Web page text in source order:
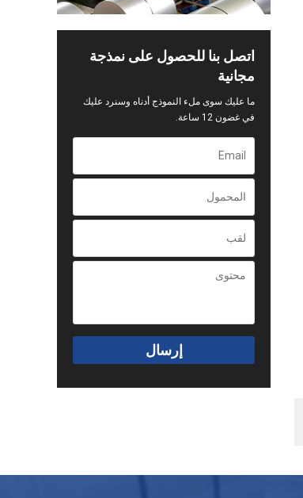
اتصل بنا للحصول على نمذجة
مجانية
ما عليك سوى ملء النموذج أدناه وسنرد عليك
في غضون 12 ساعة.
إرسال